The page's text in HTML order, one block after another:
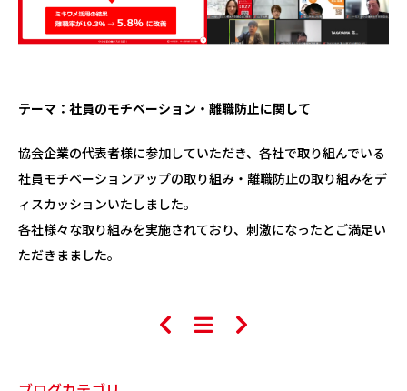
テーマ：社員のモチベーション・離職防止に関して
協会企業の代表者様に参加していただき、各社で取り組んでいる
社員モチベーションアップの取り組み・離職防止の取り組みをデ
ィスカッションいたしました。
各社様々な取り組みを実施されており、刺激になったとご満足い
ただきまました。